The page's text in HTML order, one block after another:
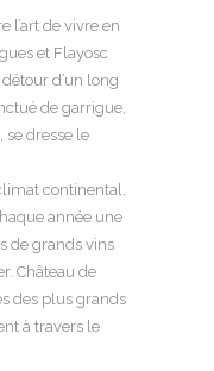
l’art de vivre en
et Flayosc
d’un long
de garrigue,
se dresse le
continental,
année une
de grands vins
Château de
des plus grands
à travers le